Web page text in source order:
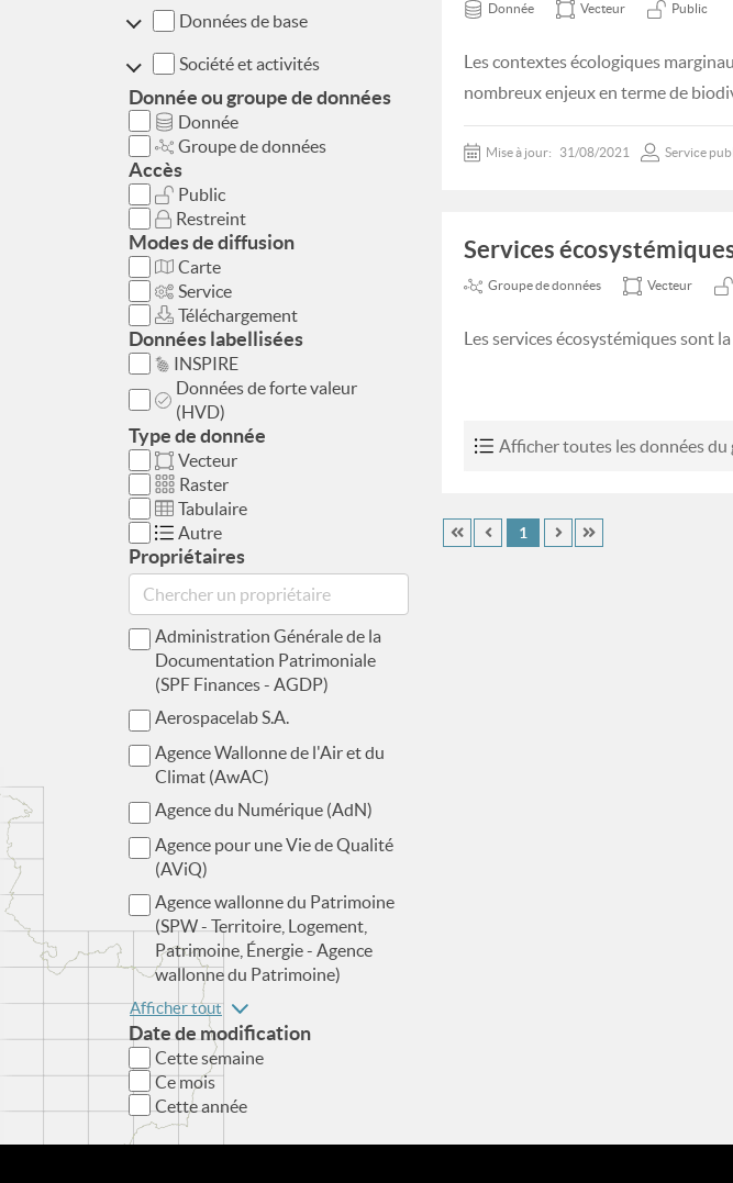
Données de base
Société et activités
Donnée ou groupe de données
Donnée
Groupe de données
Accès
Public
Restreint
Modes de diffusion
Carte
Service
Téléchargement
Données labellisées
INSPIRE
Données de forte valeur
(HVD)
Type de donnée
Vecteur
Raster
Tabulaire
Autre
Propriétaires
Administration Générale de la
Documentation Patrimoniale
(SPF Finances - AGDP)
Aerospacelab S.A.
Agence Wallonne de l'Air et du
Climat (AwAC)
Agence du Numérique (AdN)
Agence pour une Vie de Qualité
(AViQ)
Agence wallonne du Patrimoine
(SPW - Territoire, Logement,
Patrimoine, Énergie - Agence
wallonne du Patrimoine)
Afficher tout
Date de modification
Cette semaine
Ce mois
Cette année
Donnée Vecteur Public
Les contextes écologiques
nombreux enjeux en terme de
Mise à jour: 31/08/2021 Service
Services
Groupe de données Vecteur
Les services écosystémiques sont
Afficher toutes les données du
1